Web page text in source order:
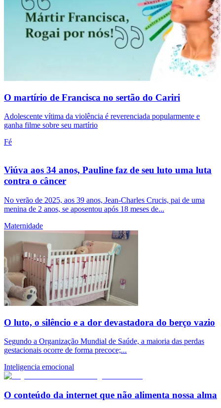
O martírio de Francisca no sertão do Cariri
Adolescente vítima da violência é reverenciada popularmente e
ganha filme sobre seu martírio
Fé
Viúva aos 34 anos, Pauline faz de seu luto uma luta
contra o câncer
No verão de 2025, aos 39 anos, Jean-Charles Crucis, pai de uma
menina de 2 anos, se aposentou após 18 meses de...
Maternidade
O luto, o silêncio e a dor devastadora do berço vazio
Segundo a Organização Mundial de Saúde, a maioria das perdas
gestacionais ocorre de forma precoce;...
Inteligencia emocional
O conteúdo da internet que não alimenta nossa alma